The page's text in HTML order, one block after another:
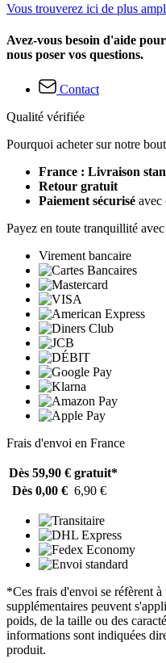
Vous trouverez ici de plus
Avez-vous besoin d'aide
nous poser vos questions.
Contact
Qualité vérifiée
Pourquoi acheter sur notre
France : Livraison
Retour gratuit
Paiement sécurisé avec
Payez en toute tranquillité avec
Virement bancaire
Frais d'envoi en France
Dès 59,90 € gratuit*
Dès 0,00 € 6,90 €
*Ces frais d'envoi se réfèrent
supplémentaires peuvent
poids, de la taille ou des
informations sont indiquées
produit.